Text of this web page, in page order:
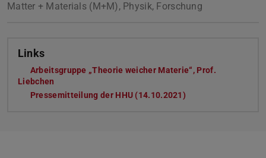
Matter + Materials (M+M), Physik, Forschung
Links
Arbeitsgruppe „Theorie weicher Materie“, Prof.
Liebchen
Pressemitteilung der HHU (14.10.2021)